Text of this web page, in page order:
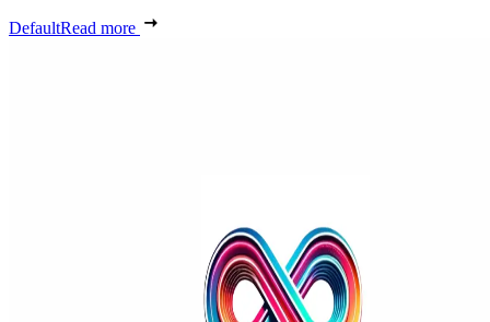
DefaultRead more